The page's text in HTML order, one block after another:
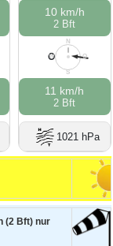
10 km/h
2 Bft
N
O
S
W
O
11 km/h
2 Bft
1021 hPa
(2 Bft) nur